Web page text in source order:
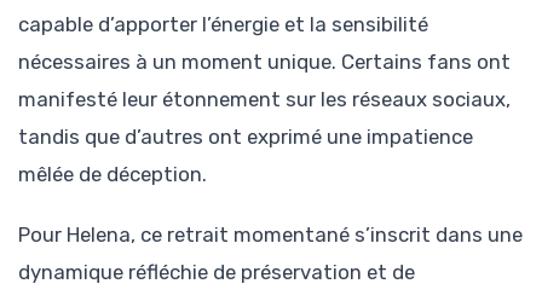
capable d’apporter l’énergie et la sensibilité
nécessaires à un moment unique. Certains fans ont
manifesté leur étonnement sur les réseaux sociaux,
tandis que d’autres ont exprimé une impatience
mêlée de déception.
Pour Helena, ce retrait momentané s’inscrit dans une
dynamique réfléchie de préservation et de